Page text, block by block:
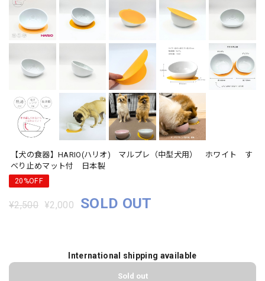
【犬の食器】HARIO(ハリオ) マルプレ（中型犬用） ホワイト す
べり止めマット付 日本製
20%OFF
¥2,500 ¥2,000 SOLD OUT
International shipping available
Sold out